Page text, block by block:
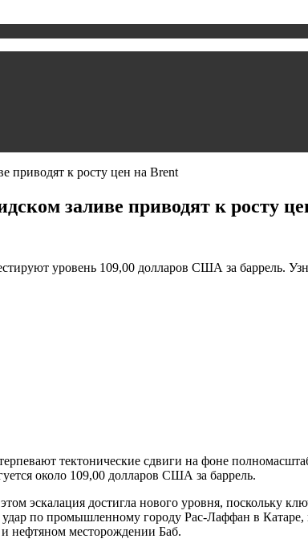
приводят к росту цен на Brent
заливе приводят к росту
уровень 109,00 долларов США за баррель.
тектонические сдвиги на фоне
около 109,00 долларов США за баррель.
эскалация достигла нового уровня, поскольку
по промышленному городу Рас-Лаффан в
нефтяном месторождении Баб.